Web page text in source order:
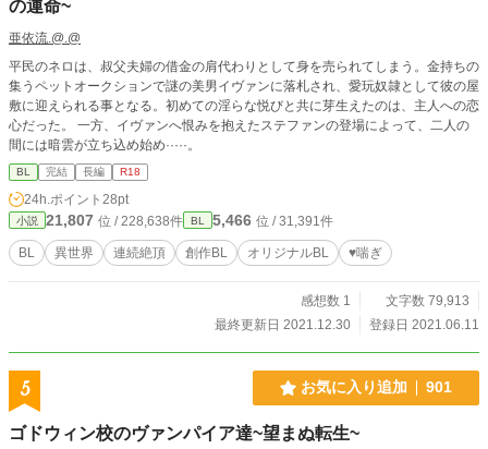
の運命~
亜依流.@.@
平民のネロは、叔父夫婦の借金の肩代わりとして身を売られてしまう。金持ちの
集うペットオークションで謎の美男イヴァンに落札され、愛玩奴隷として彼の屋
敷に迎えられる事となる。初めての淫らな悦びと共に芽生えたのは、主人への恋
心だった。 一方、イヴァンへ恨みを抱えたステファンの登場によって、二人の
間には暗雲が立ち込め始め·····。
BL 完結 長編 R18
24h.ポイント 28pt
小説 21,807 位 / 228,638件 BL 5,466 位 / 31,391件
BL 異世界 連続絶頂 創作BL オリジナルBL ♥️喘ぎ
感想数 1
文字数 79,913
最終更新日 2021.12.30
登録日 2021.06.11
5 お気に入り追加 901
ゴドウィン校のヴァンパイア達~望まぬ転生~